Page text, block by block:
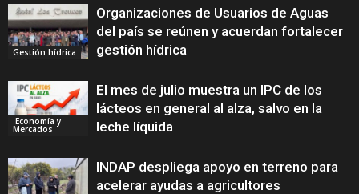
Gestión hídrica
Organizaciones de Usuarios de Aguas
del país se reúnen y acuerdan fortalecer
gestión hídrica
Economía y
Mercados
El mes de julio muestra un IPC de los
lácteos en general al alza, salvo en la
leche líquida
INDAP despliega apoyo en terreno para
acelerar ayudas a agricultores